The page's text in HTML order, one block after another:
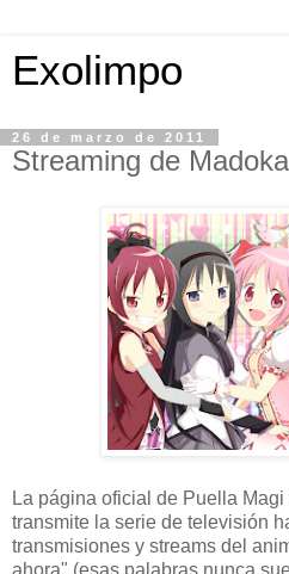
Exolimpo
26 de marzo de 2011
Streaming de
La página oficial de Puella
transmite la serie de televisión
transmisiones y streams del
ahora" (esas palabras nunca